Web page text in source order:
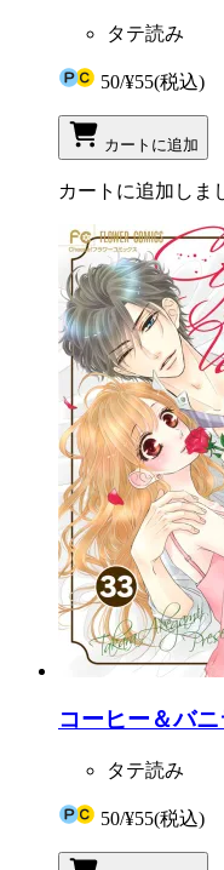
タテ読み
50/¥55(税込)
カートに追加
カートに追加しま
コーヒー＆バ
タテ読み
50/¥55(税込)